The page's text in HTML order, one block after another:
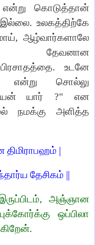
என்று கொடுத்தான்
உலகத்திற்கே
ஆழ்வார்களாலே
தேவனான
உடனே
என்று சொல்லு
யார் ?" என
நமக்கு அளித்த
|
தேசிகம் ||
அஞ்ஞான
ஒப்பிலா